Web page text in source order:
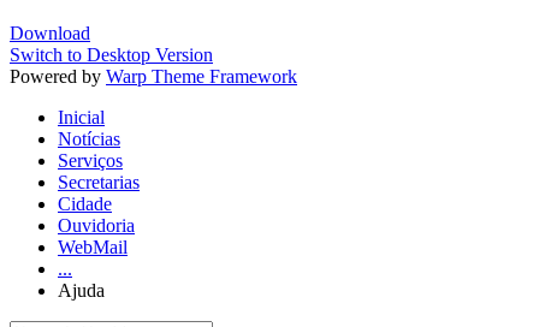
Download
Switch to Desktop Version
Powered by Warp Theme Framework
Inicial
Notícias
Serviços
Secretarias
Cidade
Ouvidoria
WebMail
...
Ajuda